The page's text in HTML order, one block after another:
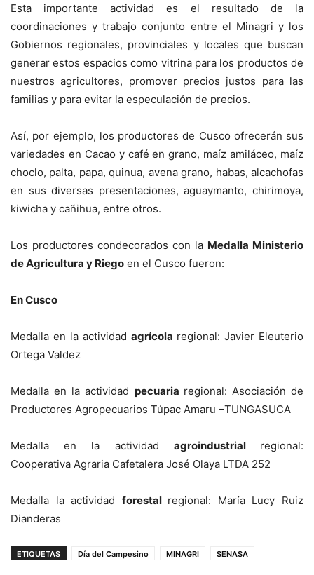
Esta importante actividad es el resultado de la
coordinaciones y trabajo conjunto entre el Minagri y los
Gobiernos regionales, provinciales y locales que buscan
generar estos espacios como vitrina para los productos de
nuestros agricultores, promover precios justos para las
familias y para evitar la especulación de precios.
Así, por ejemplo, los productores de Cusco ofrecerán sus
variedades en Cacao y café en grano, maíz amiláceo, maíz
choclo, palta, papa, quinua, avena grano, habas, alcachofas
en sus diversas presentaciones, aguaymanto, chirimoya,
kiwicha y cañihua, entre otros.
Los productores condecorados con la Medalla Ministerio
de Agricultura y Riego en el Cusco fueron:
En Cusco
Medalla en la actividad agrícola regional: Javier Eleuterio
Ortega Valdez
Medalla en la actividad pecuaria regional: Asociación de
Productores Agropecuarios Túpac Amaru –TUNGASUCA
Medalla en la actividad agroindustrial regional:
Cooperativa Agraria Cafetalera José Olaya LTDA 252
Medalla la actividad forestal regional: María Lucy Ruiz
Dianderas
ETIQUETAS Día del Campesino MINAGRI SENASA